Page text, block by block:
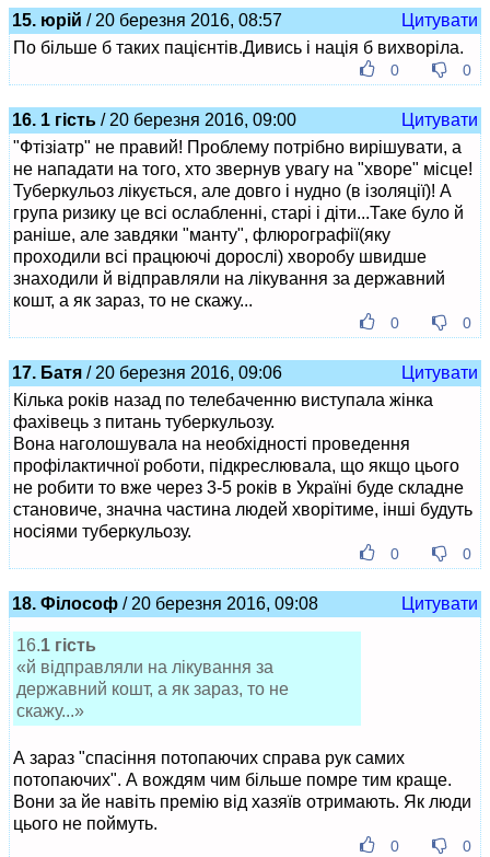
15. юрій / 20 березня 2016, 08:57
Цитувати
По більше б таких пацієнтів.Дивись і нація б вихворіла.
0 0
16. 1 гість / 20 березня 2016, 09:00
Цитувати
"Фтізіатр" не правий! Проблему потрібно вирішувати, а
не нападати на того, хто звернув увагу на "хворе" місце!
Туберкульоз лікується, але довго і нудно (в ізоляції)! А
група ризику це всі ослабленні, старі і діти...Таке було й
раніше, але завдяки "манту", флюрографії(яку
проходили всі працюючі дорослі) хворобу швидше
знаходили й відправляли на лікування за державний
кошт, а як зараз, то не скажу...
0 0
17. Батя / 20 березня 2016, 09:06
Цитувати
Кілька років назад по телебаченню виступала жінка
фахівець з питань туберкульозу.
Вона наголошувала на необхідності проведення
профілактичної роботи, підкреслювала, що якщо цього
не робити то вже через 3-5 років в Україні буде складне
становиче, значна частина людей хворітиме, інші будуть
носіями туберкульозу.
0 0
18. Філософ / 20 березня 2016, 09:08 Цитувати
16.1 гість
«й відправляли на лікування за
державний кошт, а як зараз, то не
скажу...»
А зараз "спасіння потопаючих справа рук самих
потопаючих". А вождям чим більше помре тим краще.
Вони за йе навіть премію від хазяїв отримають. Як люди
цього не поймуть.
0 0